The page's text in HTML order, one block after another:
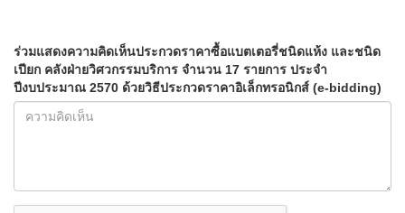
ร่วมแสดงความคิดเห็นประกวดราคาซื้อแบตเตอรี่ชนิดแห้ง และชนิด
เปียก คลังฝ่ายวิศวกรรมบริการ จำนวน 17 รายการ ประจำ
ปีงบประมาณ 2570 ด้วยวิธีประกวดราคาอิเล็กทรอนิกส์ (e-bidding)